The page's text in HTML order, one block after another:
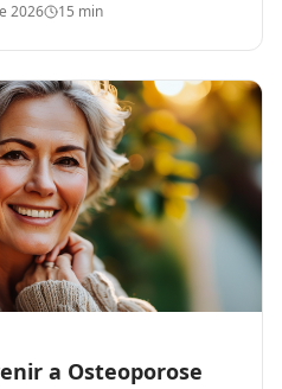
2026 15 min
a Osteoporose